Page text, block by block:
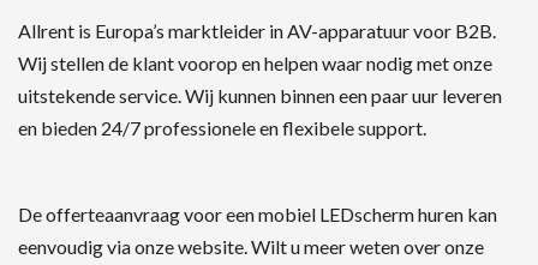
Allrent is Europa’s marktleider in AV-apparatuur voor B2B.
Wij stellen de klant voorop en helpen waar nodig met onze
uitstekende service. Wij kunnen binnen een paar uur leveren
en bieden 24/7 professionele en flexibele support.
De offerteaanvraag voor een mobiel LEDscherm huren kan
eenvoudig via onze website. Wilt u meer weten over onze